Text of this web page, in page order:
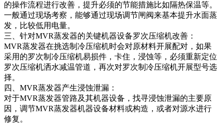
的操作流程进行改善，提升必须的节能措施比如隔热保温等。
一般通过现场考察，能够通过现场调节闸阀来基本提升水面蒸
发，比较低用电量。
三、针对MVR蒸发器的关键机器设备罗次压缩机改善：
MVR蒸发器在挑选制冷压缩机时会对原材料开展配对，如果
采用的罗次制冷压缩机易损件，卡住，浸蚀等，必须重新定位
罗次压缩机洒水减温管道，再次对罗次制冷压缩机开展型号选
择。
四、MVR蒸发器产生浸蚀泄漏：
对于MVR蒸发器管路及其机器设备，找寻浸蚀泄漏的主要原
因，调节MVR蒸发器机器设备材料或构造，或者对源水进行
修复。